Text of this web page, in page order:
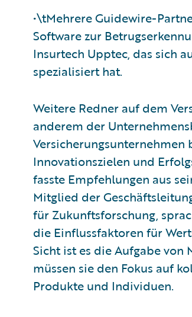
•\tMehrere Guidewire-
Software zur
Insurtech Upptec, das sich
spezialisiert hat.
Weitere Redner auf dem
anderem der
Innovationszielen und
fasste Empfehlungen aus
Mitglied der
für Zukunftsforschung,
die Einflussfaktoren für
Sicht ist es die Aufgabe von
müssen sie den Fokus auf
Produkte und Individuen.